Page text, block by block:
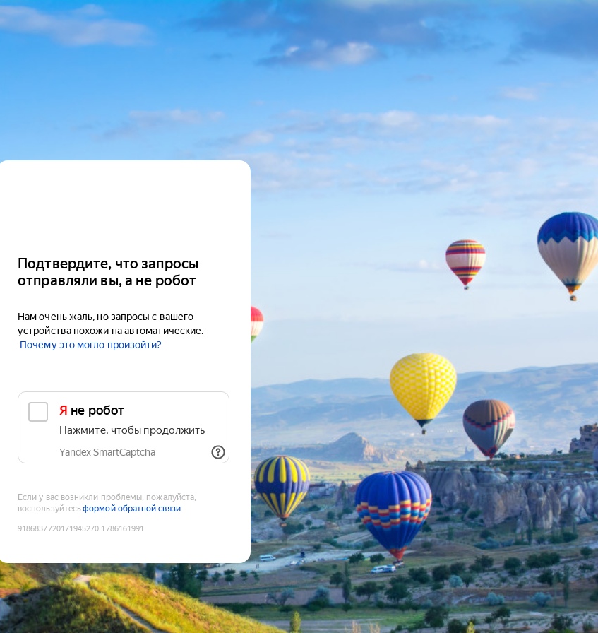
Подтвердите, что запросы
отправляли вы, а не робот
Нам очень жаль, но запросы с вашего
устройства похожи на автоматические.
Почему это могло произойти?
Я не робот
Нажмите, чтобы продолжить
Yandex SmartCaptcha
Если у вас возникли проблемы, пожалуйста,
воспользуйтесьформой обратной связи
9186837720171945270:1786161991